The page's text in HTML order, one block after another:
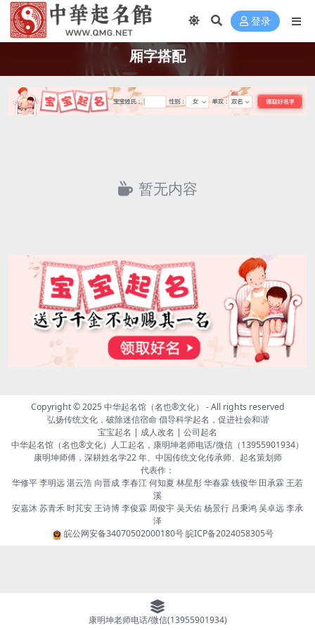
登录
厢字搭配
暂无内容
Copyright © 2025中华起名馆（名也®文化） - All rights reserved
弘扬传统文化，破除迷信宿命 倡导科学起名，促进社会和谐
宝宝起名 | 成人改名 | 公司起名
中华起名馆（名也®文化）人工起名，康明坤老师电话/微信（13955901934）
康明坤师傅，深耕姓名学22 年、中国传统文化传承师、起名策划师
代表作：
华修平 李明远 湛云浩 向晋成 李春江 何知夏 林星彤 华春霖 钱俊华 田承霖 王若
溪
安嘉沐 苏青禾 时芃安 王诗博 李俊霖 周俊宇 吴天佑 杨景行 吕秉鸿 吴卓远 李承
泽
皖公网安备34070502000180号皖ICP备2024058305号
康明坤老师电话/微信(13955901934)